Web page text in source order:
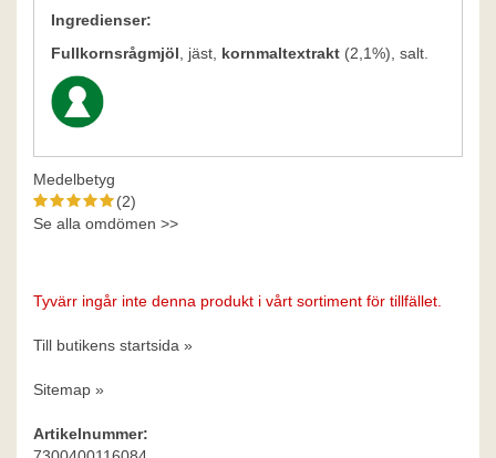
Ingredienser:
Fullkornsrågmjöl , jäst, kornmaltextrakt (2,1%), salt.
Medelbetyg
(2)
Se alla omdömen >>
Tyvärr ingår inte denna produkt i vårt sortiment för tillfället.
Till butikens startsida »
Sitemap »
Artikelnummer: